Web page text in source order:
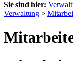
Sie sind hier:
Verwaltung >